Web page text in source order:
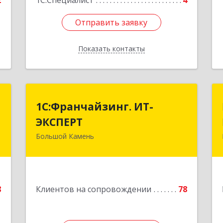
Отправить заявку
Показать контакты
Отправить заявку
Назад
1С:Франчайзинг. ИТ-
ЭКСПЕРТ
Большой Камень
Клиентов на сопровождении 78
1С:Франчайзинг. ИТ-
ЭКСПЕРТ
692806, Приморский край, Большой
Подробнее